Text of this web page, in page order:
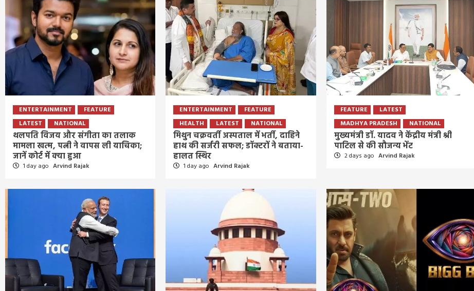
ENTERTAINMENT
FEATURE
LATEST
NATIONAL
थलपति विजय और संगीता का तलाक
मामला खत्म, पत्नी ने वापस ली याचिका;
जानें कोर्ट में क्या हुआ
1 day ago Arvind Rajak
ENTERTAINMENT
FEATURE
HEALTH
LATEST NATIONAL
मिथुन चक्रवर्ती अस्पताल में भर्ती, दाहिने
हाथ की सर्जरी सफल; डॉक्टरों ने बताया-
हालत स्थिर
1 day ago Arvind Rajak
FEATURE
LATEST
MADHYA PRADESH
NATIONAL
मुख्यमंत्री डॉ. यादव ने केंद्रीय मंत्री श्री
पाटिल से की सौजन्य भेंट
2 days ago Arvind Rajak
Bigg Boss 20: सलमान खान की दमदार वापसी! रिलीज
हुआ पहला टीज़र, जानिए कब से शुरू होगा नया सीजन
5 days ago